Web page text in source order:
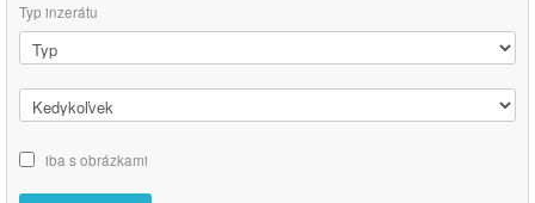
Typ inzerátu
iba s obrázkami